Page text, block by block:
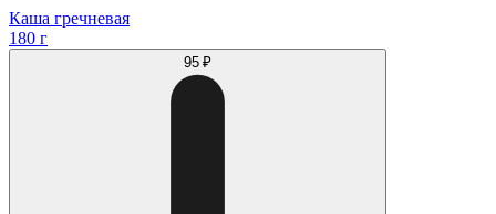
Каша гречневая
180 г
95 ₽